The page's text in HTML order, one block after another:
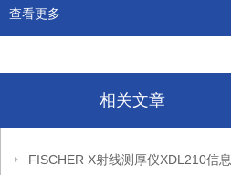
查看更多
相关文章
FISCHER X射线测厚仪XDL210信息